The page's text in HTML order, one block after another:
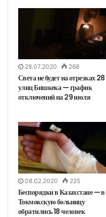
28.07.2020 268
Света не будет на отрезках 28
улиц Бишкека — график
отключений на 29 июля
08.02.2020 225
Беспорядки в Казахстане — в
Токмокскую больницу
обратились 18 человек